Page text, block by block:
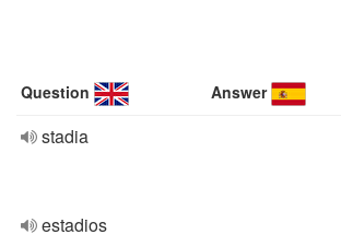
Question Answer
stadia
estadios